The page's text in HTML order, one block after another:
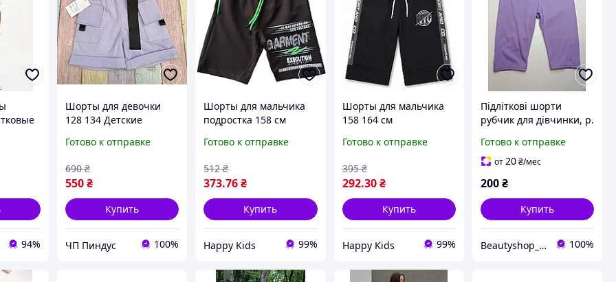
94%
Шорты для девочки
128 134 Детские
на девочку Летние
Готово к отправке
550₴
690 ₴
Купить
ЧП Пиндус 100%
Шорты для мальчика
подростка 158 см
Готово к отправке
373.76₴
512 ₴
Купить
Happy Kids 99%
Шорты для мальчика
158 164 см
подростковые
Турция, черные шорты
для подростка
Готово к отправке
292.30 ₴
395 ₴
Купить
Happy Kids 99%
Підліткові шорти
рубчик для дівчинки, р.
Готово к отправке
от20₴/мес
200₴
Купить
Beautyshop_Natali 100%